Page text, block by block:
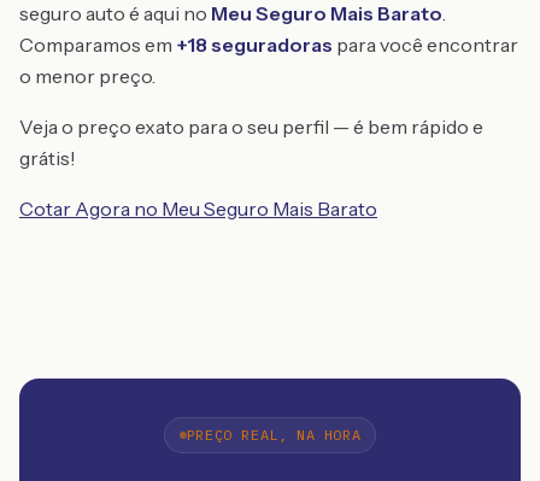
seguro auto é aqui no Meu Seguro Mais Barato.
Comparamos em +18 seguradoras para você encontrar
o menor preço.
Veja o preço exato para o seu perfil — é bem rápido e
grátis!
Cotar Agora no Meu Seguro Mais Barato
PREÇO REAL, NA HORA